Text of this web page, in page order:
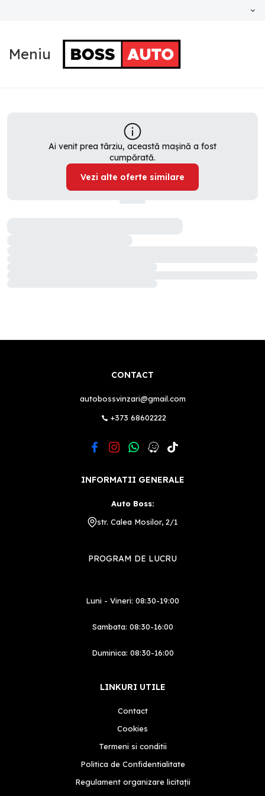
Meniu
Ai venit prea târziu, această mașină a fost
cumpărată.
Vezi alte oferte similare
CONTACT
autobossvinzari@gmail.com
+373 68602222
INFORMATII GENERALE
Auto Boss:
str. Calea Mosilor, 2/1
PROGRAM DE LUCRU
Luni - Vineri: 08:30-19:00
Sambata: 08:30-16:00
Duminica: 08:30-16:00
LINKURI UTILE
Contact
Cookies
Termeni si conditii
Politica de Confidentialitate
Regulament organizare licitații